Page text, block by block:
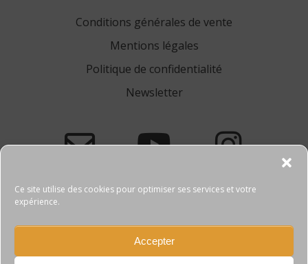
Ce site utilise des cookies pour optimiser ses services et votre
expérience.
Accepter
Conditions générales de vente
Mentions légales
Politique de confidentialité
Newsletter